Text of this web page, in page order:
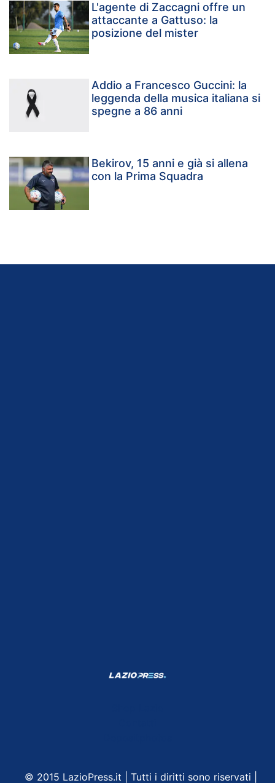
L'agente di Zaccagni offre un
attaccante a Gattuso: la
posizione del mister
Addio a Francesco Guccini: la
leggenda della musica italiana si
spegne a 86 anni
Bekirov, 15 anni e già si allena
con la Prima Squadra
© 2015 LazioPress.it | Tutti i diritti sono riservati |